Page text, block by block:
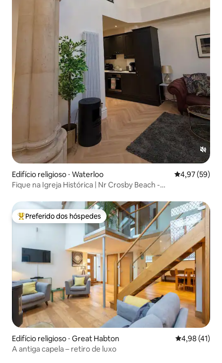
Edifício religioso ⋅ Waterloo 4,97 de uma
4,97 (59)
Fique na Igreja Histórica | Nr Crosby Beach -
Entre os melhores preferidos dos hóspedes
Preferido dos hóspedes
Edifício religioso ⋅ Great Habton 4,98 de uma
4,98 (41)
A antiga capela – retiro de luxo